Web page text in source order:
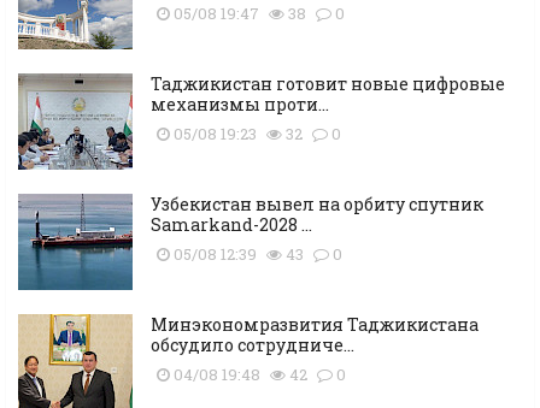
05/08 19:47 38 0
Таджикистан готовит новые цифровые
механизмы проти...
05/08 19:23 32 0
Узбекистан вывел на орбиту спутник
Samarkand-2028 ...
05/08 12:39 43 0
Минэкономразвития Таджикистана
обсудило сотрудниче...
04/08 19:48 42 0